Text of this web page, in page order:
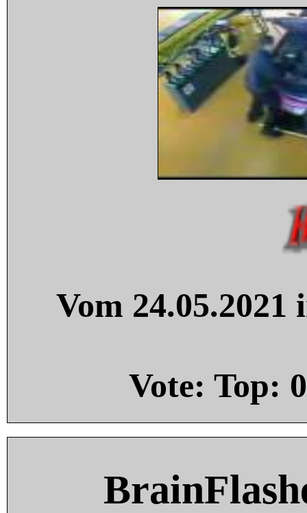
Vom
Vote: Top: 0